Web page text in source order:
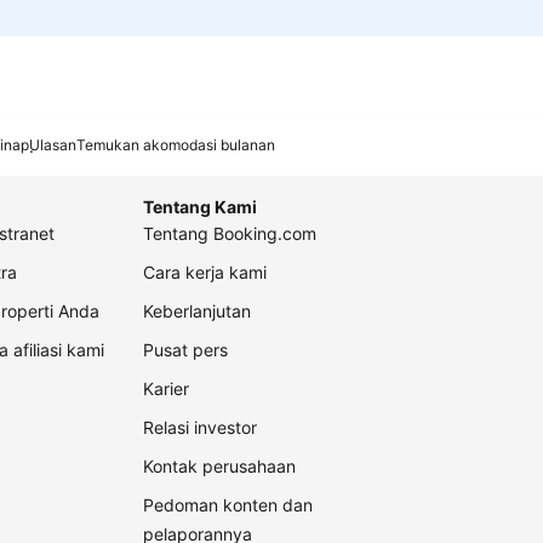
UlasanTemukan akomodasi bulanan
Anda
afiliasi kami
Tentang Kami
Tentang Booking.com
Cara kerja kami
Keberlanjutan
Pusat pers
Karier
Relasi investor
Kontak perusahaan
Pedoman konten dan
pelaporannya